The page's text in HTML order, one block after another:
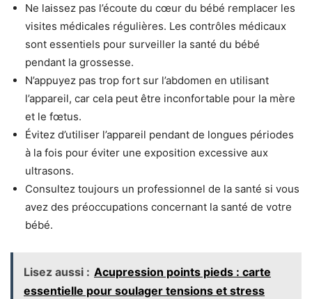
Ne laissez pas l’écoute du cœur du bébé remplacer les
visites médicales régulières. Les contrôles médicaux
sont essentiels pour surveiller la santé du bébé
pendant la grossesse.
N’appuyez pas trop fort sur l’abdomen en utilisant
l’appareil, car cela peut être inconfortable pour la mère
et le fœtus.
Évitez d’utiliser l’appareil pendant de longues périodes
à la fois pour éviter une exposition excessive aux
ultrasons.
Consultez toujours un professionnel de la santé si vous
avez des préoccupations concernant la santé de votre
bébé.
Lisez aussi : Acupression points pieds : carte
essentielle pour soulager tensions et stress